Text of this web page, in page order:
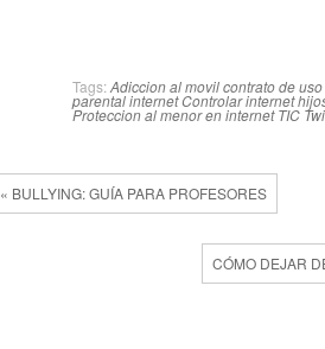
Tags: Adiccion al movilcontrato de
parental internetControlar internet
Proteccion al menor en internet TIC
« BULLYING: GUÍA PARA PROFESORES
CÓMO DEJAR